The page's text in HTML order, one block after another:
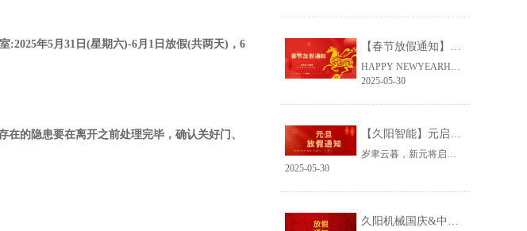
年5月31日(星期六)-6月1日放假(共两天)，6
的隐患要在离开之前处理完毕，确认关好门、
【春节放假通知】丙午马年启新程 ，节后携手再出发
HAPPY NEWYEARHAPPY NEWYEAR放假通知HAPPY NEW YEAR马年大吉HAPPY NEW YEAR马年美好祝愿1、愿您在马年里，事业一
2025-05-30
【久阳智能】元启新程，马踏春声｜2026 年元旦放假告知
岁聿云暮，新元将启。时序轮转至 2025 年末，元旦的暖意已漫过岁序的扉页。结合国家法定假期与公司生产排布，现将 2026 年元旦休假安排敬告诸位同仁：休假时序
2025-05-30
久阳机械国庆&中秋放假通知